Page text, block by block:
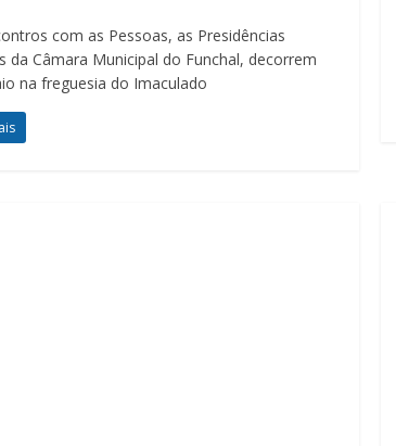
com as Pessoas, as Presidências
da Câmara Municipal do Funchal, decorrem
na freguesia do Imaculado